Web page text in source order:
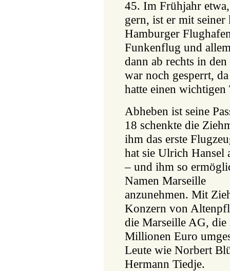
45. Im Frühjahr
gern, ist er mit seiner
Hamburger
Funkenflug und
dann ab rechts in
war noch gesperrt,
hatte einen wichtigen
Abheben ist seine
18 schenkte die
ihm das erste
hat sie Ulrich Hansel
– und ihm so
Namen Marseille
anzunehmen. Mit
Konzern von
die Marseille AG, die
Millionen Euro
Leute wie Norbert
Hermann Tiedje.